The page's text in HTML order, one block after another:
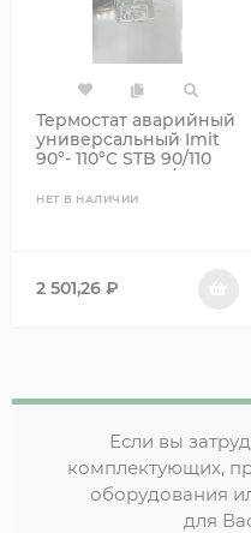
Термостат аварийный
универсальный Imit
90°- 110°C STB 90/110
LS1 6025 541503/B
НЕТ В НАЛИЧИИ
2 501,26 ₽
Если вы
комплектующих,
оборудования
для